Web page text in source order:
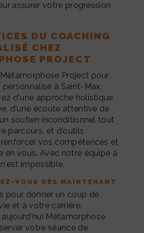
assurer votre progression
DU COACHING
CHEZ
PROJECT
Project pour
à Saint-Max,
d'une approche holistique
d'une écoute attentive de
soutien inconditionnel tout
parcours, et d'outils
vos compétences et
en vous. Avec notre équipe à
impossible.
VOUS DÈS MAINTENANT
pour donner un coup de
et à votre carrière.
Métamorphose
votre séance de